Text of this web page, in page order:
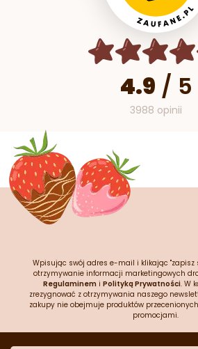
4.9 / 5
3988 opinii
Wpisując swój adres e-mail i klikając "zapisz
otrzymywanie informacji marketingowych
Regulaminem i Polityką Prywatności. W
zrezygnować z otrzymywania naszego
zakupy nie obejmuje produktów
promocjami.